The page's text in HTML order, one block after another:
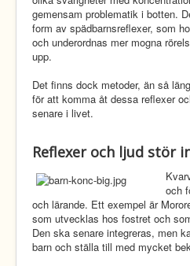
gemensam problematik i botten.
form av spädbarnsreflexer, som
och underordnas mer mogna
upp.
Det finns dock metoder, än så
för att komma åt dessa reflexer
senare i livet.
Reflexer och ljud stör
och
och lärande. Ett exempel är
som utvecklas hos fostret och
Den ska senare integreras, men
barn och ställa till med mycket